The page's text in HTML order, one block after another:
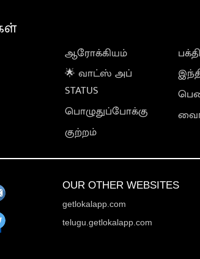
ஆரோக்கியம்
🌟 வாட்ஸ் அப்
STATUS
பொழுதுப்போக்கு
குற்றம்
பக்தி
OUR OTHER WEBSITES
getlokalapp.com
telugu.getlokalapp.com